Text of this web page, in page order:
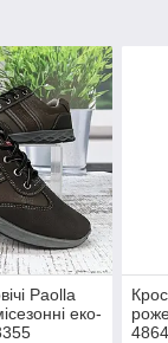
Paolla
еко-